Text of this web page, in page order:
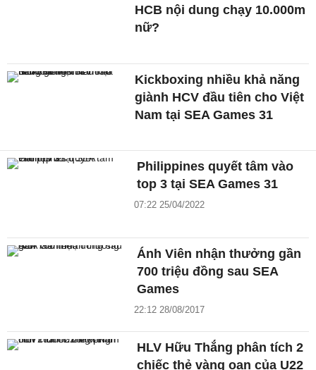
HCB nội dung chạy 10.000m
nữ?
Kickboxing nhiều khả năng
giành HCV đầu tiên cho Việt
Nam tại SEA Games 31
Philippines quyết tâm vào
top 3 tại SEA Games 31
07:22 25/04/2022
Ánh Viên nhận thưởng gần
700 triệu đồng sau SEA
Games
22:12 28/08/2017
HLV Hữu Thắng phân tích 2
chiếc thẻ vàng oan của U22